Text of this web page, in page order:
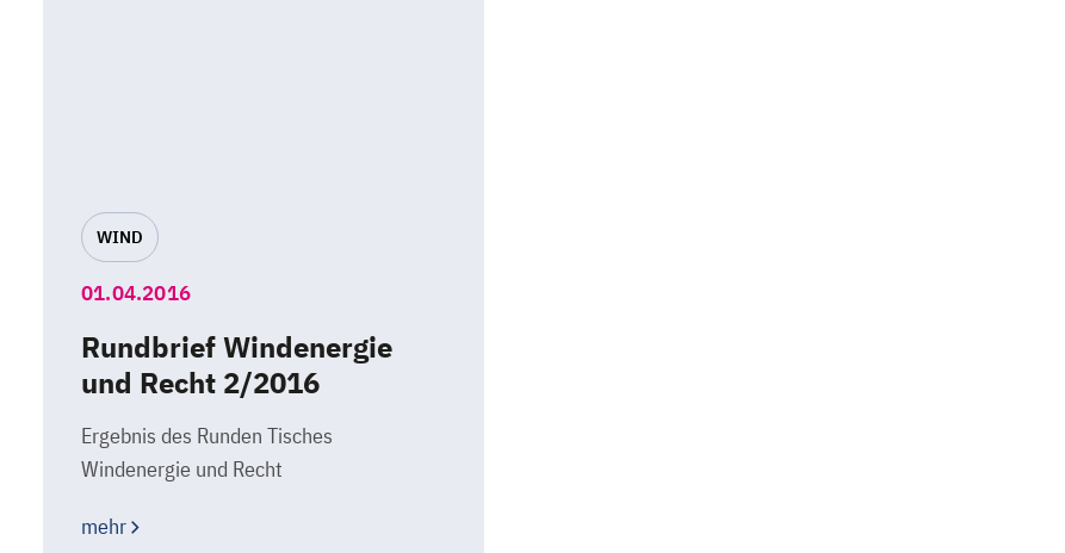
WIND
01.04.2016
Rundbrief Windenergie
und Recht 2/2016
Ergebnis des Runden Tisches
Windenergie und Recht
mehr